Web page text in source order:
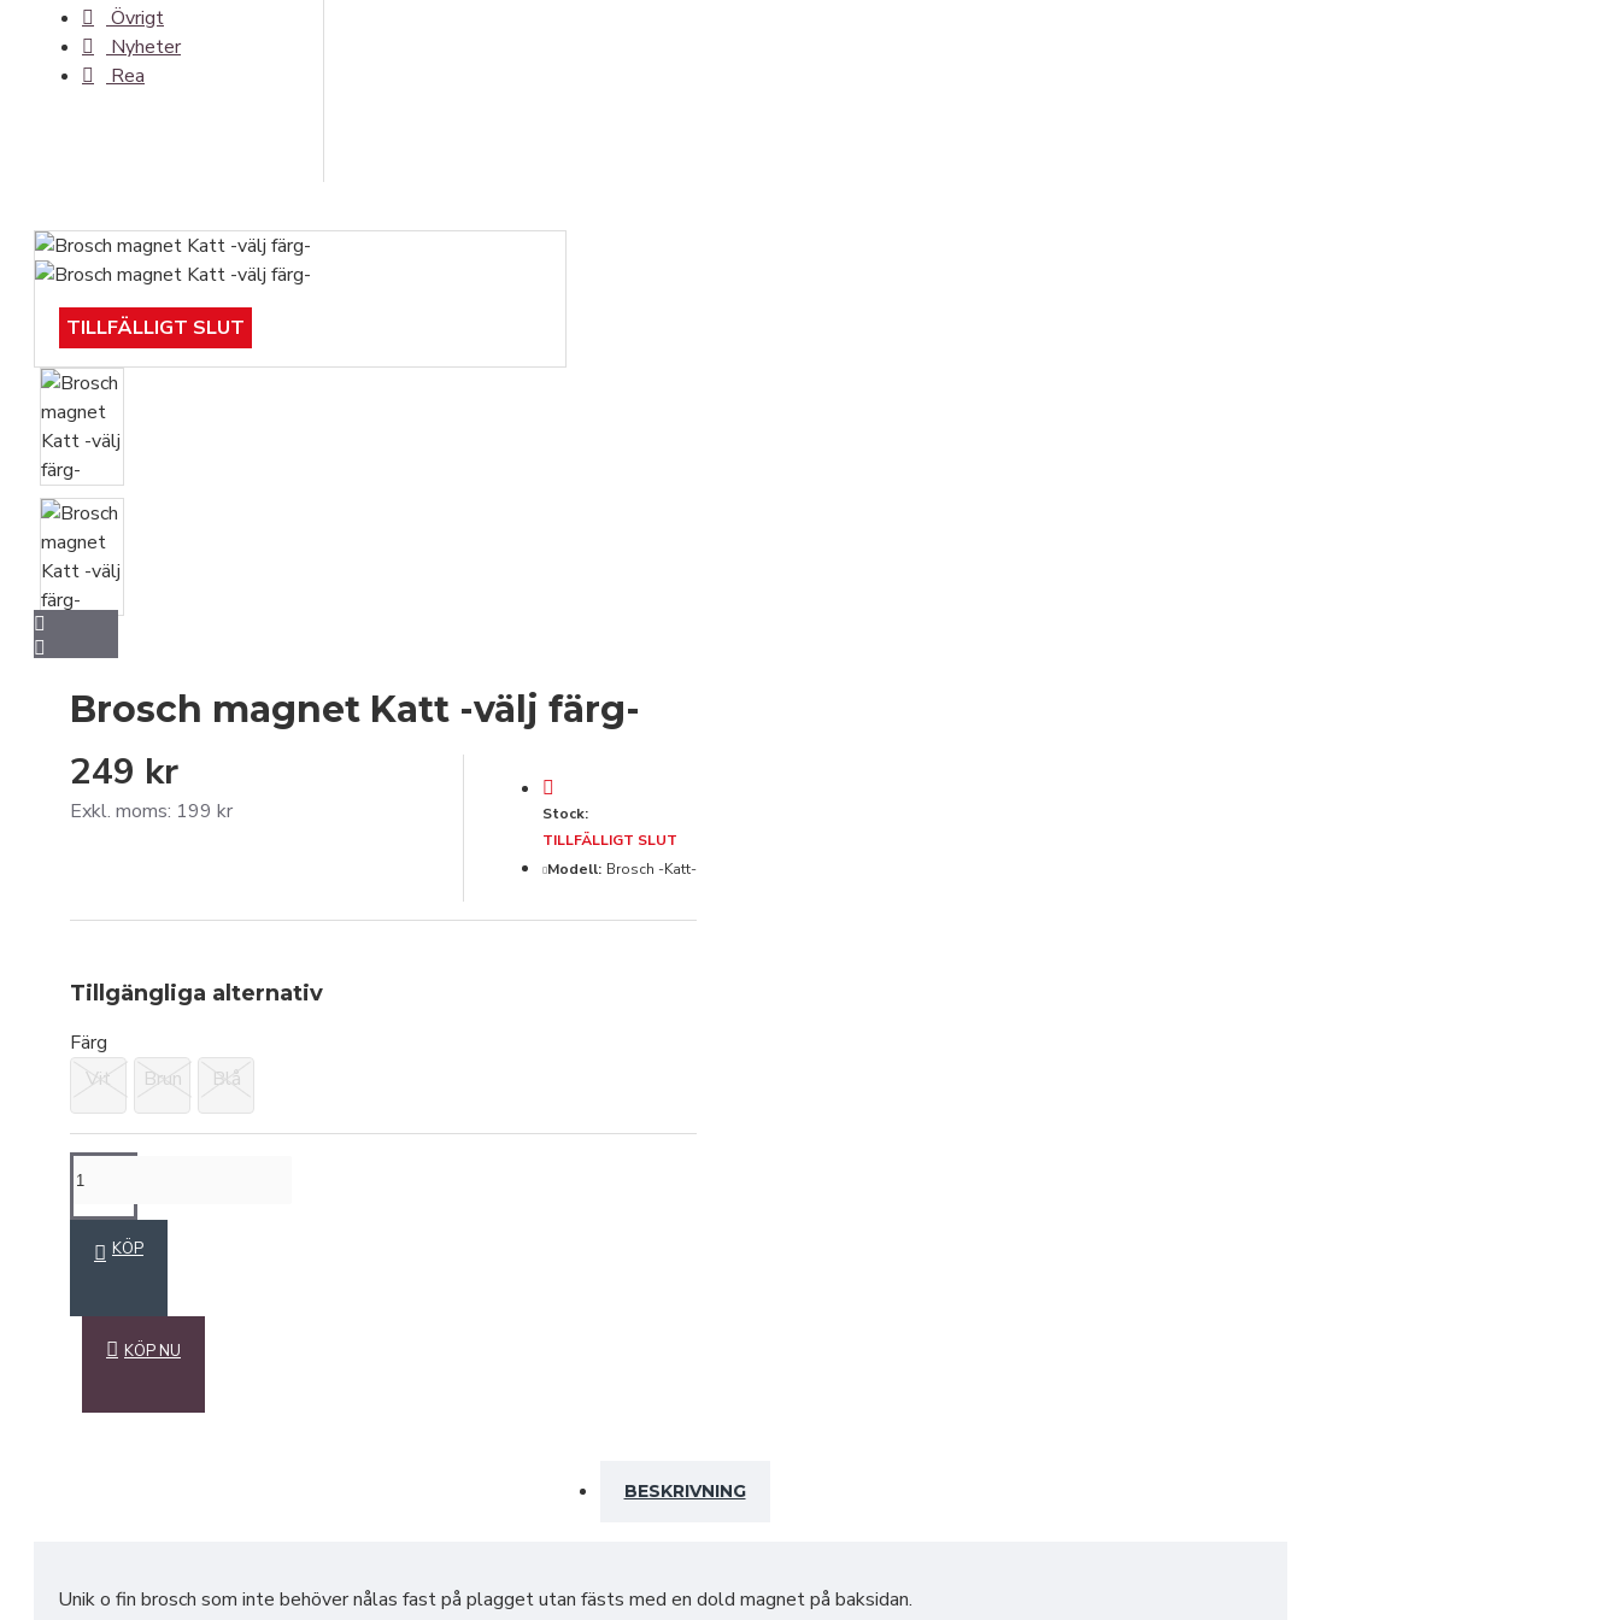
Övrigt
Nyheter
Rea
TILLFÄLLIGT SLUT
Brosch magnet Katt -välj färg-
249 kr
Exkl. moms: 199 kr
Stock:
TILLFÄLLIGT SLUT
Modell: Brosch -Katt-
Tillgängliga alternativ
Färg
Vit
Brun Blå
KÖP
KÖP NU
BESKRIVNING
Unik o fin brosch som inte behöver nålas fast på plagget utan fästs med en dold magnet på baksidan.